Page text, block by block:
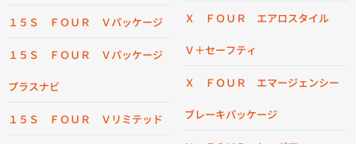
１５Ｓ ＦＯＵＲ Ｖパッケージ
１５Ｓ ＦＯＵＲ Ｖパッケージ
プラスナビ
１５Ｓ ＦＯＵＲ Ｖリミテッド
Ｘ ＦＯＵＲ エアロスタイル
Ｖ＋セーフティ
Ｘ ＦＯＵＲ エマージェンシー
ブレーキパッケージ